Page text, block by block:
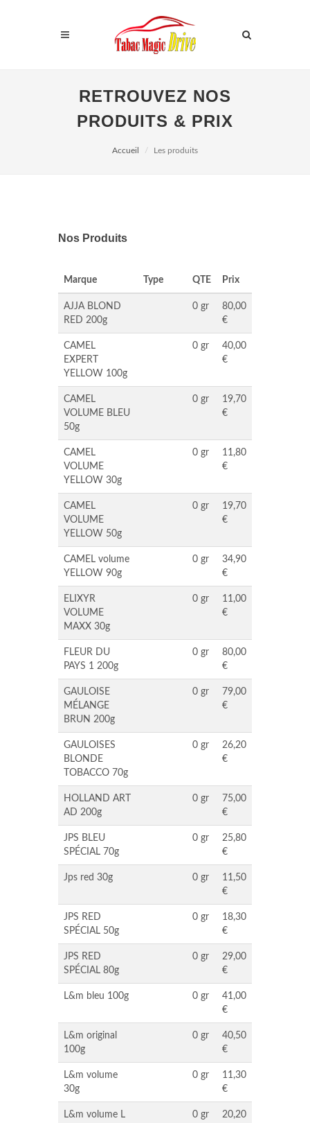
RETROUVEZ NOS
PRODUITS & PRIX
Accueil Les produits
Nos Produits
Marque Type QTE Prix
AJJA BLOND
RED 200g
0 gr
80,00
€
CAMEL
EXPERT
YELLOW 100g
0 gr
40,00
€
CAMEL
VOLUME BLEU
50g
0 gr
19,70
€
CAMEL
VOLUME
YELLOW 30g
0 gr
11,80
€
CAMEL
VOLUME
YELLOW 50g
0 gr
19,70
€
CAMEL volume
YELLOW 90g
0 gr
34,90
€
ELIXYR
VOLUME
MAXX 30g
0 gr
11,00
€
FLEUR DU
PAYS 1 200g
0 gr
80,00
€
GAULOISE
MÉLANGE
BRUN 200g
0 gr
79,00
€
GAULOISES
BLONDE
TOBACCO 70g
0 gr
26,20
€
HOLLAND ART
AD 200g
0 gr
75,00
€
JPS BLEU
SPÉCIAL 70g
0 gr
25,80
€
Jps red 30g 0 gr
11,50
€
JPS RED
SPÉCIAL 50g
0 gr
18,30
€
JPS RED
SPÉCIAL 80g
0 gr
29,00
€
L&m bleu 100g 0 gr
41,00
€
L&m original
100g
0 gr
40,50
€
L&m volume
30g
0 gr
11,30
€
L&m volume L
0 gr
20,20